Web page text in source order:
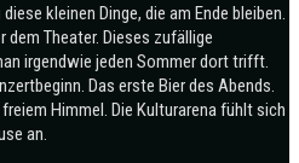
kleinen Dinge, die am Ende bleiben.
dem Theater. Dieses zufällige
irgendwie jeden Sommer dort trifft.
Das erste Bier des Abends.
Himmel. Die Kulturarena fühlt sich
an.